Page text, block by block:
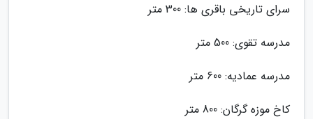
سرای تاریخی باقری ها: 300 متر
مدرسه تقوی: 500 متر
مدرسه عمادیه: 600 متر
کاخ موزه گرگان: 800 متر